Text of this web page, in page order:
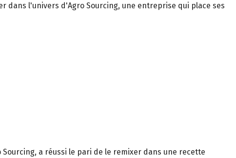
dans l'univers d'Agro Sourcing, une entreprise qui place ses
a réussi le pari de le remixer dans une recette